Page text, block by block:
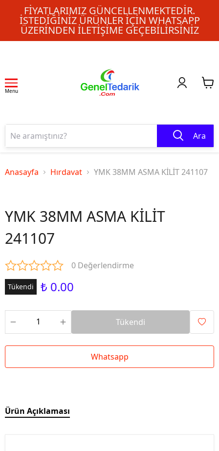
FIYATLARIMIZ GÜNCELLENMEKTEDIR.
İSTEDIĞINIZ ÜRÜNLER IÇIN WHATSAPP
ÜZERINDEN ILETIŞIME GEÇEBILIRSINIZ
Menu
Ara
Anasayfa Hırdavat YMK 38MM ASMA KİLİT 241107
YMK 38MM ASMA KİLİT
241107
0 Değerlendirme
Tükendi ₺ 0.00
Tükendi
Whatsapp
Ürün Açıklaması